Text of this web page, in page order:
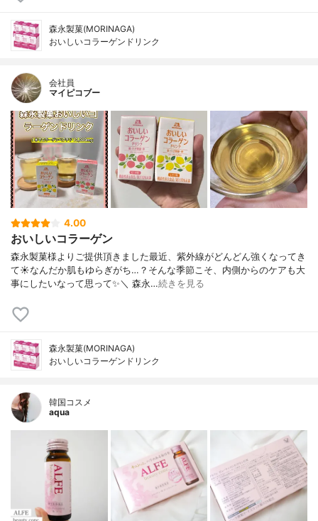
森永製菓(MORINAGA)
おいしいコラーゲンドリンク
会社員
マイピコブー
4.00
おいしいコラーゲン
森永製菓様よりご提供頂きました最近、紫外線がどんどん強くなってき
て☀なんだか肌もゆらぎがち…？そんな季節こそ、内側からのケアも大
事にしたいなって思って✨＼ 森永…続きを見る
森永製菓(MORINAGA)
おいしいコラーゲンドリンク
韓国コスメ
aqua